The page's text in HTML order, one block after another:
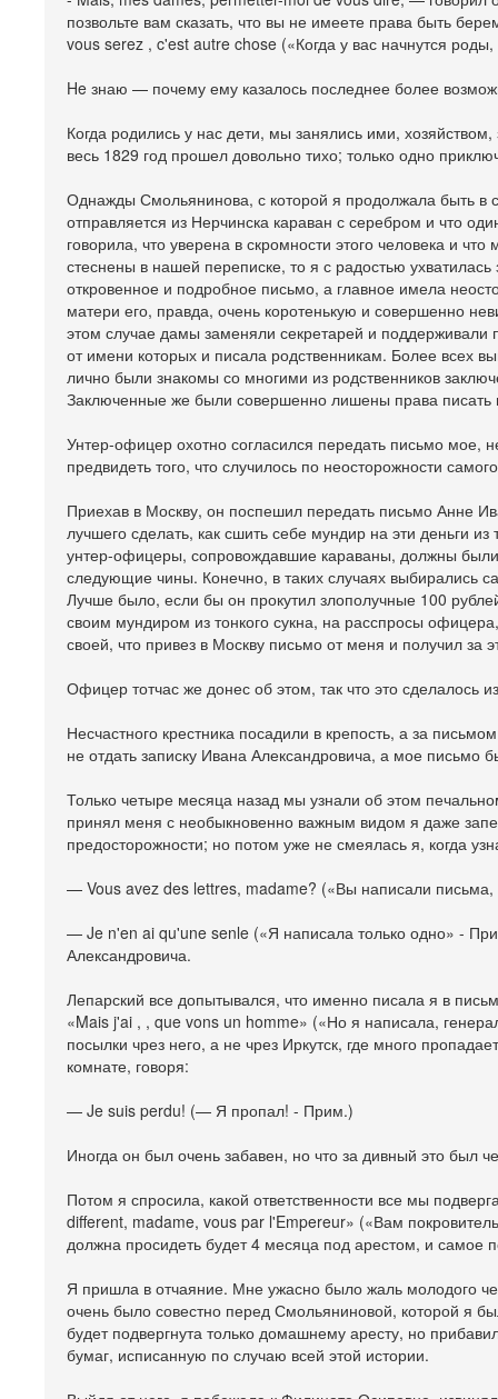
позвольте вам сказать, что вы не имеете права быть
vous serez , c'est autre chose («Когда у вас начнутся
He знаю — почему ему казалось последнее более
Когда родились у нас дети, мы занялись ими,
весь 1829 год прошел довольно тихо; только одно
Однажды Смольянинова, с которой я продолжала быть в
отправляется из Нерчинска караван с серебром и что
говорила, что уверена в скромности этого человека и
стеснены в нашей переписке, то я с радостью
откровенное и подробное письмо, а главное имела
матери его, правда, очень коротенькую и совершенно
этом случае дамы заменяли секретарей и поддерживали
от имени которых и писала родственникам. Более всех
лично были знакомы со многими из родственников
Заключенные же были совершенно лишены права писать
Унтер-офицер охотно согласился передать письмо мое,
предвидеть того, что случилось по неосторожности
Приехав в Москву, он поспешил передать письмо Анне
лучшего сделать, как сшить себе мундир на эти деньги
унтер-офицеры, сопровождавшие караваны, должны были
следующие чины. Конечно, в таких случаях выбирались
Лучше было, если бы он прокутил злополучные 100
своим мундиром из тонкого сукна, на расспросы
своей, что привез в Москву письмо от меня и получил
Офицер тотчас же донес об этом, так что это сделалось
Несчастного крестника посадили в крепость, а за
не отдать записку Ивана Александровича, а мое
Только четыре месяца назад мы узнали об этом
принял меня с необыкновенно важным видом я даже
предосторожности; но потом уже не смеялась я, когда
— Vous avez des lettres, madame? («Вы написали
— Je n'en ai qu'une senle («Я написала только одно» -
Александровича.
Лепарский все допытывался, что именно писала я в
«Mais j'ai , , que vons un homme» («Но я написала,
посылки чрез него, а не чрез Иркутск, где много
комнате, говоря:
— Je suis perdu! (— Я пропал! - Прим.)
Иногда он был очень забавен, но что за дивный это был
Потом я спросила, какой ответственности все мы
different, madame, vous par l'Empereur» («Вам
должна просидеть будет 4 месяца под арестом, и самое
Я пришла в отчаяние. Мне ужасно было жаль молодого
очень было совестно перед Смольяниновой, которой я
будет подвергнута только домашнему аресту, но
бумаг, исписанную по случаю всей этой истории.